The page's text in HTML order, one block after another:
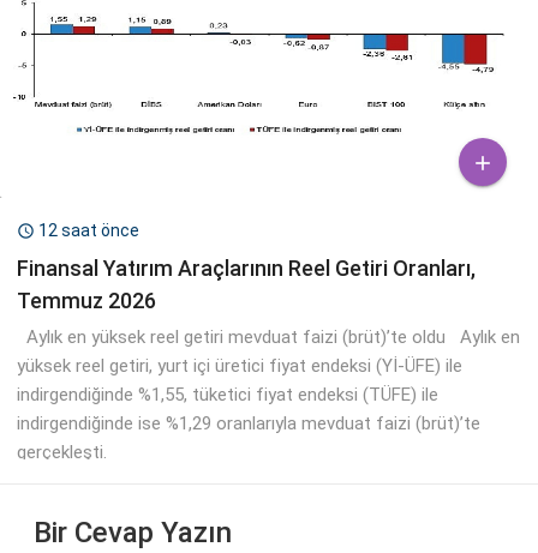

 12 saat önce
Finansal Yatırım Araçlarının Reel Getiri Oranları,
Temmuz 2026
Aylık en yüksek reel getiri mevduat faizi (brüt)’te oldu Aylık en
yüksek reel getiri, yurt içi üretici fiyat endeksi (Yİ-ÜFE) ile
indirgendiğinde %1,55, tüketici fiyat endeksi (TÜFE) ile
indirgendiğinde ise %1,29 oranlarıyla mevduat faizi (brüt)’te
gerçekleşti.
Bir Cevap Yazın